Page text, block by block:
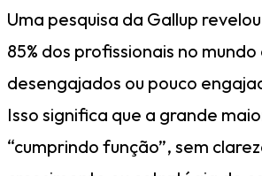
Uma pesquisa da Gallup
85% dos profissionais no
desengajados ou pouco
Isso significa que a grande
“cumprindo função”, sem